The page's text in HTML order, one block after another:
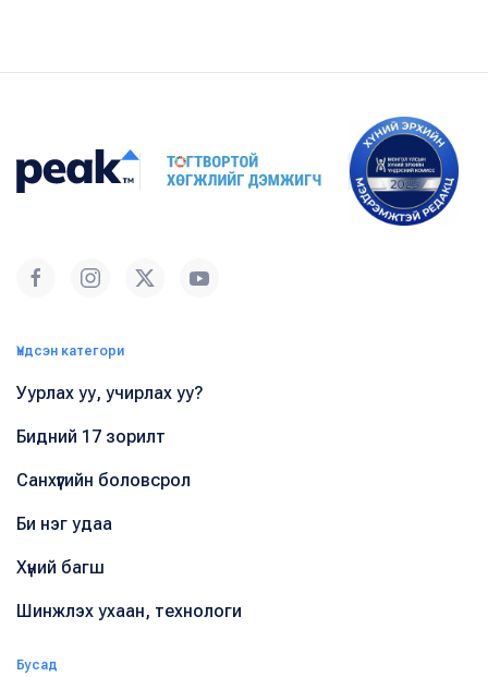
Үндсэн категори
Уурлах уу, учирлах уу?
Бидний 17 зорилт
Санхүүгийн боловсрол
Би нэг удаа
Хүний багш
Шинжлэх ухаан, технологи
Бусад